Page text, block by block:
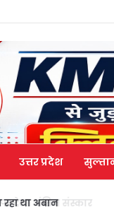
उत्तर प्रदेश
था अबान